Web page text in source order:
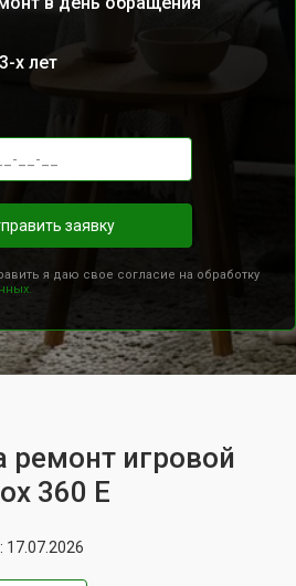
х лет
заявку
я даю свое согласие на обработку
ремонт игровой
360 E
17.07.2026